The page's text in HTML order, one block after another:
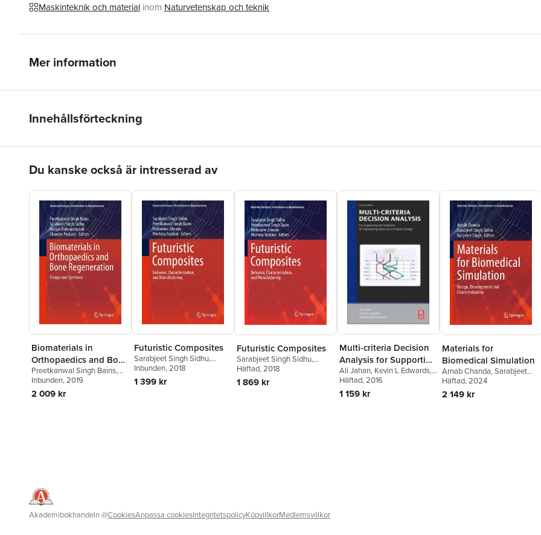
Maskinteknik och material inom Naturvetenskap och teknik
Mer information
Innehållsförteckning
Du kanske också är intresserad av
Biomaterials in
Orthopaedics and Bone
Regeneration
Preetkanwal Singh Bains,
Sarabjeet Singh Sidhu
Marjan Bahraminasab
Chander Prakash
Inbunden, 2019
2 009 kr
Futuristic Composites
Sarabjeet Singh Sidhu,
Preetkanwal Singh Bains
Redouane Zitoune
Yazdani
Inbunden, 2018
1 399 kr
Futuristic Composites
Sarabjeet Singh Sidhu,
Preetkanwal Singh Bains
Redouane Zitoune
Yazdani
Häftad, 2018
1 869 kr
Multi-criteria Decision
Analysis for Supporting
the Selection of
Engineering Materials
in Product Design
Ali Jahan, Kevin L Edwards,
Marjan Bahraminasab
Häftad, 2016
1 159 kr
Materials for
Biomedical Simulation
Arnab Chanda,Sarabjeet
Singh Sidhu,Gurpreet Singh
Häftad, 2024
2 149 kr
Akademibokhandeln@CookiesAnpassa cookiesIntegritetspolicyKöpvillkorMedlemsvillkor